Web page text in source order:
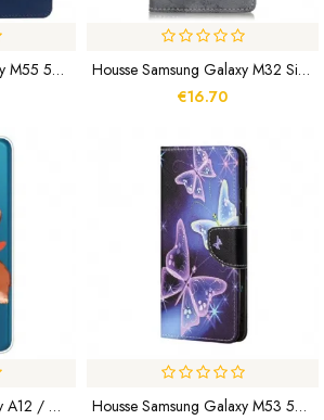
Housse Samsung Galaxy M55 5G IDEWEI
Housse Samsung Galaxy M32 Simili Cuir Vintage
€16.70
Coque Samsung Galaxy A12 / M12 Mon Petit Chien
Housse Samsung Galaxy M53 5G Papillons Colorés